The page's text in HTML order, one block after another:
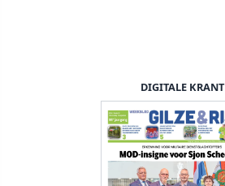
DIGITALE KRANT